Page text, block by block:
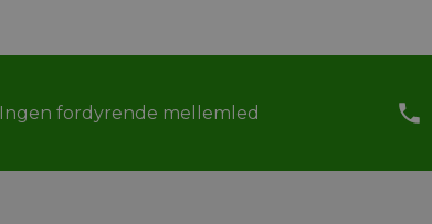
Ingen fordyrende mellemled